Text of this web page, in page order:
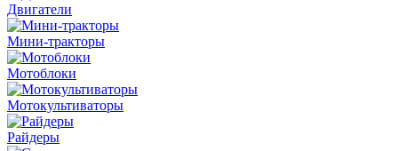
Двигатели
Мини-тракторы
Мотоблоки
Мотокультиваторы
Райдеры